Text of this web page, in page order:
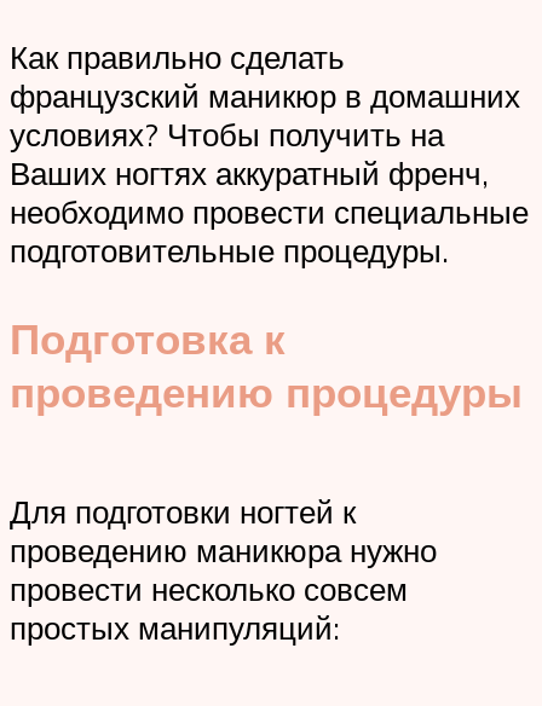
Как правильно сделать
французский маникюр в домашних
условиях? Чтобы получить на
Ваших ногтях аккуратный френч,
необходимо провести специальные
подготовительные процедуры.
Подготовка к
проведению процедуры
Для подготовки ногтей к
проведению маникюра нужно
провести несколько совсем
простых манипуляций: